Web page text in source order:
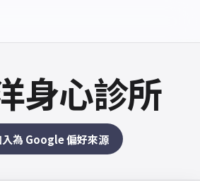
身心診所
為 Google 偏好來源